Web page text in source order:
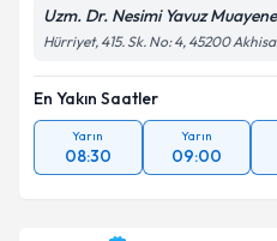
Uzm. Dr. Nesimi Yavuz
Hürriyet, 415. Sk. No: 4, 45200
En Yakın Saatler
Yarın
08:30
Yarın
09:00